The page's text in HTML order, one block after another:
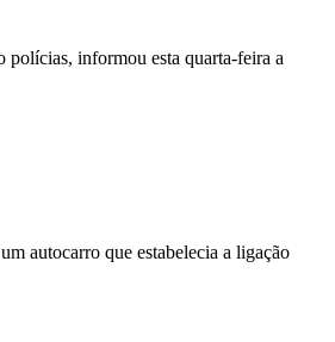
polícias, informou esta quarta-feira a
autocarro que estabelecia a ligação